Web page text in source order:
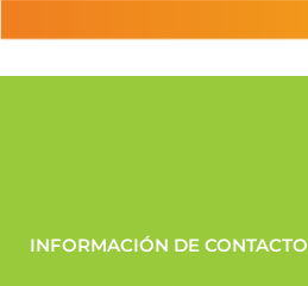
INFORMACIÓN DE CONTACTO